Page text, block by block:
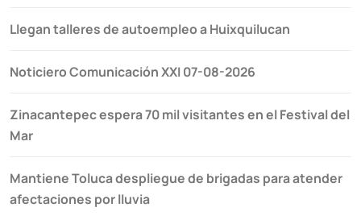
Llegan talleres de autoempleo a Huixquilucan
Noticiero Comunicación XXI 07-08-2026
Zinacantepec espera 70 mil visitantes en el Festival del
Mar
Mantiene Toluca despliegue de brigadas para atender
afectaciones por lluvia